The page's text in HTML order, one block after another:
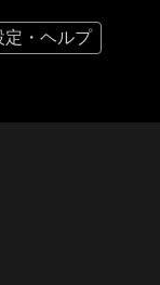
定・ヘルプ